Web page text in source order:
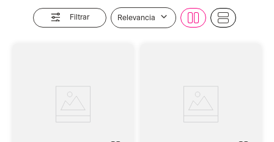
Filtrar Relevancia